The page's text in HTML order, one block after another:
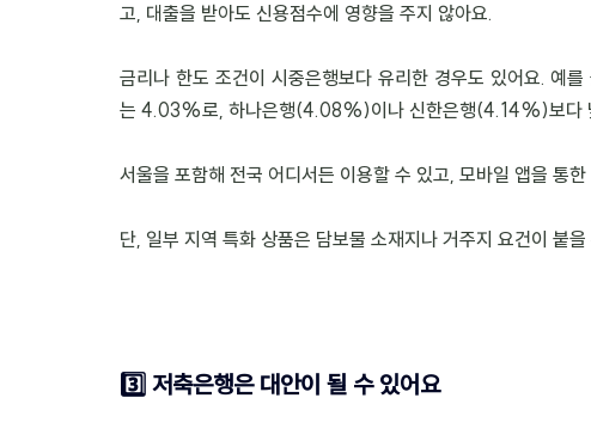
고, 대출을 받아도 신용점수에 영향을 주지 않아요.
금리나 한도 조건이 시중은행보다 유리한 경우도 있어요. 예
는 4.03%로, 하나은행(4.08%)이나 신한은행(4.14%)보다
서울을 포함해 전국 어디서든 이용할 수 있고, 모바일 앱을 통
단, 일부 지역 특화 상품은 담보물 소재지나 거주지 요건이 붙
3️⃣ 저축은행은 대안이 될 수 있어요